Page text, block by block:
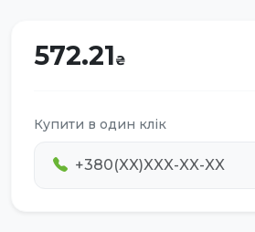
572.21
Купити в один клік